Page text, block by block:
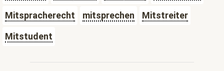
Mitspracherecht
mitsprechen
Mitstreiter
Mitstudent